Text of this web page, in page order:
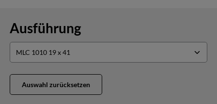
Ausführung
Auswahl zurücksetzen